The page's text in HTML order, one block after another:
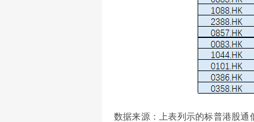
数据来源：上表列示的标普港股